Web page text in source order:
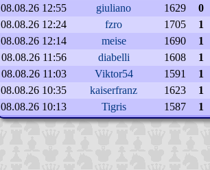
08.08.26 12:55
giuliano 1629
0
08.08.26 12:24
fzro 1705
1
08.08.26 12:14
meise 1690
1
08.08.26 11:56
diabelli 1608
1
08.08.26 11:03
Viktor54 1591
1
08.08.26 10:35
kaiserfranz 1623
1
08.08.26 10:13
Tigris 1587 1